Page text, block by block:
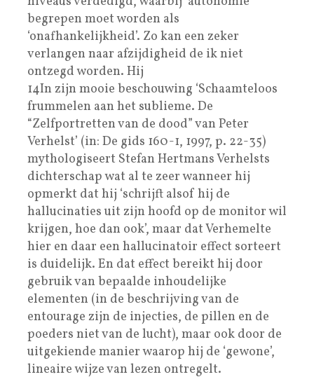
begrepen moet worden als
‘onafhankelijkheid’. Zo kan een zeker
verlangen naar afzijdigheid de ik niet
ontzegd worden. Hij
14In zijn mooie beschouwing ‘Schaamteloos
frummelen aan het sublieme. De
“Zelfportretten van de dood” van Peter
Verhelst’ (in: De gids 160-1, 1997, p. 22-35)
mythologiseert Stefan Hertmans Verhelsts
dichterschap wat al te zeer wanneer hij
opmerkt dat hij ‘schrijft alsof hij de
hallucinaties uit zijn hoofd op de monitor wil
krijgen, hoe dan ook’, maar dat Verhemelte
hier en daar een hallucinatoir effect sorteert
is duidelijk. En dat effect bereikt hij door
gebruik van bepaalde inhoudelijke
elementen (in de beschrijving van de
entourage zijn de injecties, de pillen en de
poeders niet van de lucht), maar ook door de
uitgekiende manier waarop hij de ‘gewone’,
lineaire wijze van lezen ontregelt.